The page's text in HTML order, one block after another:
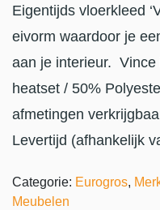
Eigentijds vloerkleed
eivorm waardoor je
aan je interieur. Vince
heatset / 50%
afmetingen
Levertijd (afhankelijk
Categorie: Eurogros,
Meubelen